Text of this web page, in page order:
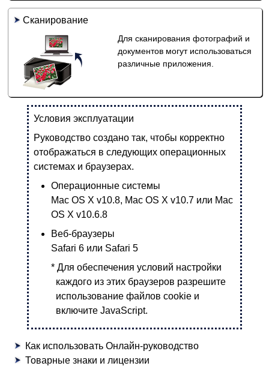
Сканирование
Для сканирования фотографий и
документов могут использоваться
различные приложения.
Условия эксплуатации
Руководство создано так, чтобы корректно
отображаться в следующих операционных
системах и браузерах.
Операционные системы
Mac OS X v10.8, Mac OS X v10.7 или Mac
OS X v10.6.8
Веб-браузеры
Safari 6 или Safari 5
*Для обеспечения условий настройки
каждого из этих браузеров разрешите
использование файлов cookie и
включите JavaScript.
Как использовать Онлайн-руководство
Товарные знаки и лицензии